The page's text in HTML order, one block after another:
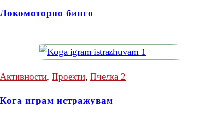
Локомоторно бинго
Активности, Проекти, Пчелка 2
Кога играм истражувам